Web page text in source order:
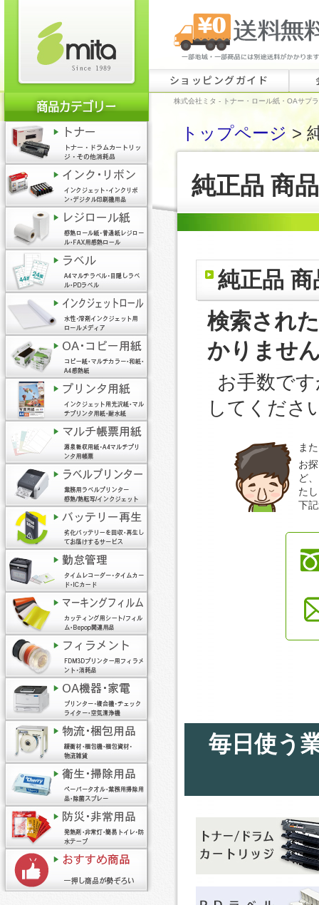
ショッピングガイド
株式会社ミタ - トナー・ロール紙・OAサプ
トップページ>
純正品 商
純正品 商
検索され
かりませ
お手数で
してくださ
ま
お
ど
た
下
毎日使う